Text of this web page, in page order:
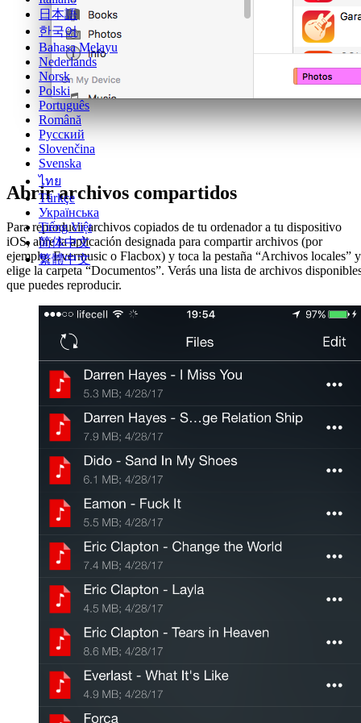
日本語
한국어
Bahasa Melayu
Nederlands
Norsk
Polski
Português
Română
Русский
Slovenčina
Svenska
ไทย
Türkçe
Українська
Tiếng Việt
简体中文
繁體中文
Abrir archivos compartidos
Para reproducir archivos copiados de tu ordenador a tu dispositivo
iOS, abre la aplicación designada para compartir archivos (por
ejemplo, Evermusic o Flacbox) y toca la pestaña “Archivos locales” y
elige la carpeta “Documentos”. Verás una lista de archivos
que puedes reproducir.